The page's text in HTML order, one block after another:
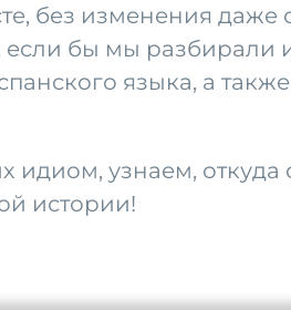
без изменения даже
если бы мы разбирали
языка, а
узнаем, откуда
истории!